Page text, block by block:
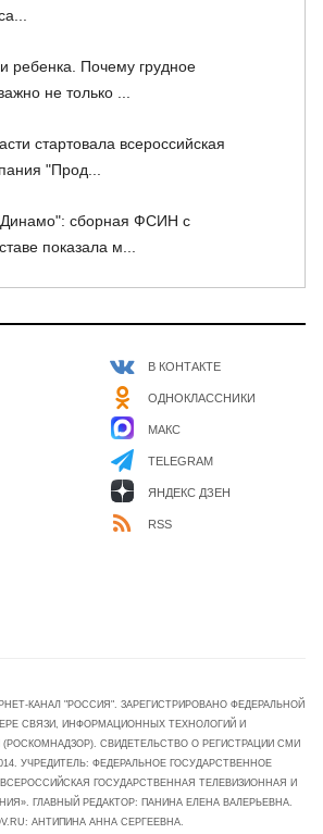
ребенка. Почему грудное
не только ...
стартовала всероссийская
"Прод...
сборная ФСИН с
показала м...
В КОНТАКТЕ
ОДНОКЛАССНИКИ
МАКС
TELEGRAM
ЯНДЕКС ДЗЕН
RSS
КАНАЛ "РОССИЯ". ЗАРЕГИСТРИРОВАНО ФЕДЕРАЛЬНОЙ
СВЯЗИ, ИНФОРМАЦИОННЫХ ТЕХНОЛОГИЙ И
СВИДЕТЕЛЬСТВО О РЕГИСТРАЦИИ СМИ
УЧРЕДИТЕЛЬ: ФЕДЕРАЛЬНОЕ ГОСУДАРСТВЕННОЕ
ГОСУДАРСТВЕННАЯ ТЕЛЕВИЗИОННАЯ И
ГЛАВНЫЙ РЕДАКТОР: ПАНИНА ЕЛЕНА ВАЛЕРЬЕВНА.
АНТИПИНА АННА СЕРГЕЕВНА.